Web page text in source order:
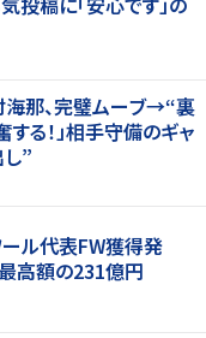
海那、完璧ムーブ→“裏
する！」相手守備のギャ
”
ール代表FW獲得発
高額の231億円